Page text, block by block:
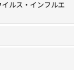
ルス・インフルエ